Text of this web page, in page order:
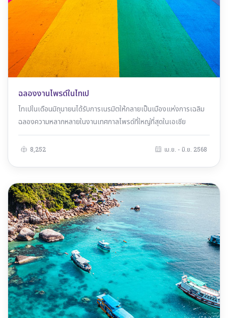
ฉลองงานไพรด์ในไทเป
ไทเปในเดือนมิถุนายนได้รับการเนรมิตให้กลายเป็นเมืองแห่งการเฉลิม
ฉลองความหลากหลายในงานเทศกาลไพรด์ที่ใหญ่ที่สุดในเอเชีย
8,252 เม.ย. - มิ.ย. 2568